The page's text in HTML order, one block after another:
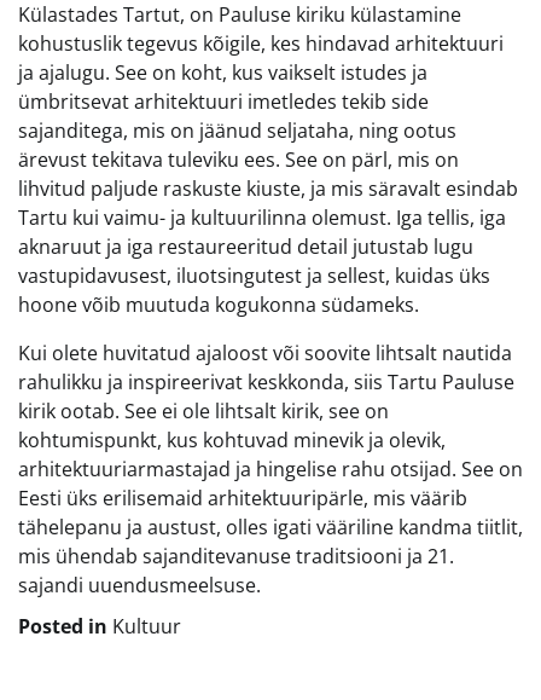
Külastades Tartut, on Pauluse kiriku külastamine
kohustuslik tegevus kõigile, kes hindavad arhitektuuri
ja ajalugu. See on koht, kus vaikselt istudes ja
ümbritsevat arhitektuuri imetledes tekib side
sajanditega, mis on jäänud seljataha, ning ootus
ärevust tekitava tuleviku ees. See on pärl, mis on
lihvitud paljude raskuste kiuste, ja mis säravalt esindab
Tartu kui vaimu- ja kultuurilinna olemust. Iga tellis, iga
aknaruut ja iga restaureeritud detail jutustab lugu
vastupidavusest, iluotsingutest ja sellest, kuidas üks
hoone võib muutuda kogukonna südameks.
Kui olete huvitatud ajaloost või soovite lihtsalt nautida
rahulikku ja inspireerivat keskkonda, siis Tartu Pauluse
kirik ootab. See ei ole lihtsalt kirik, see on
kohtumispunkt, kus kohtuvad minevik ja olevik,
arhitektuuriarmastajad ja hingelise rahu otsijad. See on
Eesti üks erilisemaid arhitektuuripärle, mis väärib
tähelepanu ja austust, olles igati vääriline kandma tiitlit,
mis ühendab sajanditevanuse traditsiooni ja 21.
sajandi uuendusmeelsuse.
Posted in Kultuur